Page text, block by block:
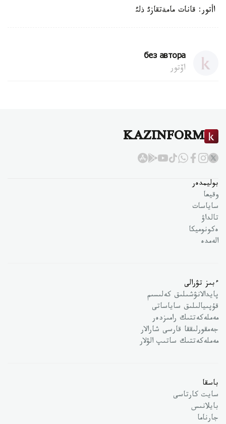
اأتور: قانات مامةتقازئ ذلئ
без автора
اۆتور
KAZINFORM
بوليمدەر
وقيعا
ساياسات
تالداۋ
ەكونوميكا
الەمدە
ءبىز تۋرالى
پايدالانۋشىلىق كەلىسىم
قۇپىيالىلىق ساياساتى
مەملەكەتتىك رامىزدەر
جەمقورلىققا قارسى شارالار
مەملەكەتتىك ساتىپ الۋلار
باسقا
سايت كارتاسى
بايلانىس
جارناما